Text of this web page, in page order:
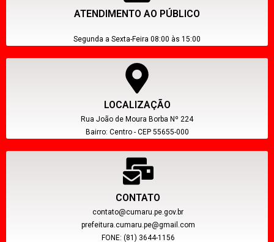
ATENDIMENTO AO PÚBLICO
Segunda a Sexta-Feira 08:00 às 15:00
LOCALIZAÇÃO
Rua João de Moura Borba Nº 224
Bairro: Centro - CEP 55655-000
CONTATO
contato@cumaru.pe.gov.br
prefeitura.cumaru.pe@gmail.com
FONE: (81) 3644-1156